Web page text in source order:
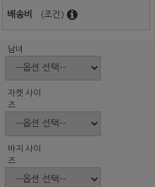
배송비 (조건)
남녀
자켓 사이
즈
바지 사이
즈